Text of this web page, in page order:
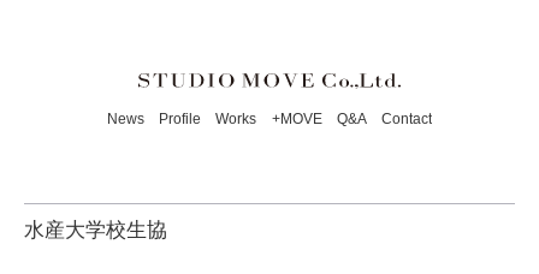
News Profile Works +MOVE Q&A Contact
水産大学校生協